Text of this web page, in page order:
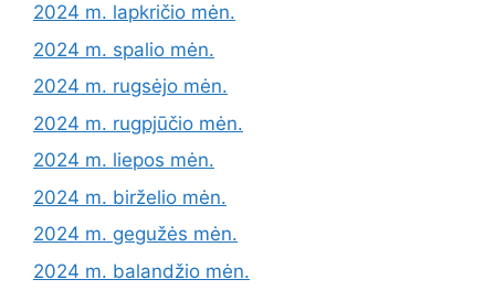
2024 m. lapkričio mėn.
2024 m. spalio mėn.
2024 m. rugsėjo mėn.
2024 m. rugpjūčio mėn.
2024 m. liepos mėn.
2024 m. birželio mėn.
2024 m. gegužės mėn.
2024 m. balandžio mėn.